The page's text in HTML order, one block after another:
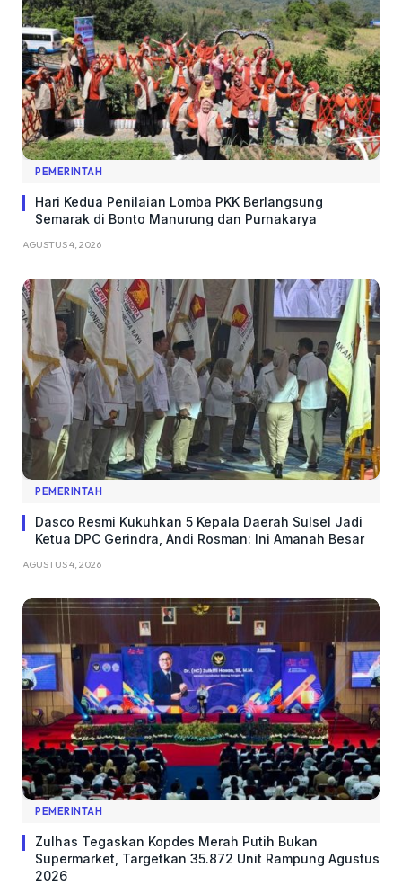
PEMERINTAH
Hari Kedua Penilaian Lomba PKK Berlangsung
Semarak di Bonto Manurung dan Purnakarya
AGUSTUS 4, 2026
PEMERINTAH
Dasco Resmi Kukuhkan 5 Kepala Daerah Sulsel Jadi
Ketua DPC Gerindra, Andi Rosman: Ini Amanah Besar
AGUSTUS 4, 2026
PEMERINTAH
Zulhas Tegaskan Kopdes Merah Putih Bukan
Supermarket, Targetkan 35.872 Unit Rampung Agustus
2026